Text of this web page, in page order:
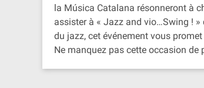
la Música Catalana résonneront à
assister à « Jazz and vio…Swing !
du jazz, cet événement vous
Ne manquez pas cette occasion